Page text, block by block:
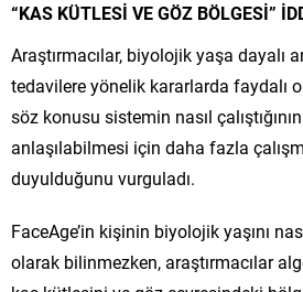
“KAS KÜTLESİ VE GÖZ BÖLGESİ”
Araştırmacılar, biyolojik yaşa dayalı
tedavilere yönelik kararlarda faydalı
söz konusu sistemin nasıl
anlaşılabilmesi için daha fazla
duyulduğunu vurguladı.
FaceAge’in kişinin biyolojik yaşını
olarak bilinmezken, araştırmacılar